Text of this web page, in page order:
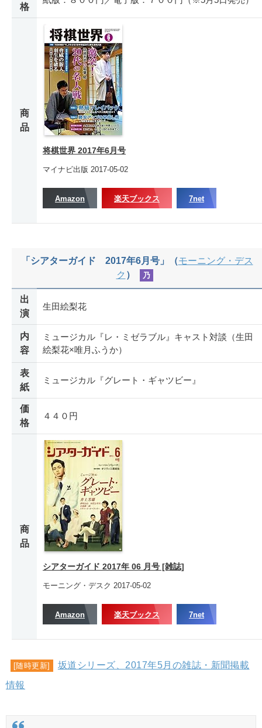
格
商
品
将棋世界 2017年6月号
マイナビ出版 2017-05-02
Amazon 楽天ブックス 7net
「シアターガイド 2017年6月号」（モーニング・デス
ク ） 乃
出
演
生田絵梨花
内
容
ミュージカル『レ・ミゼラブル』キャスト対談（生田
絵梨花×唯月ふうか）
表
紙
ミュージカル『グレート・ギャツビー』
価
格
４４０円
商
品
シアターガイド 2017年 06 月号 [雑誌]
モーニング・デスク 2017-05-02
Amazon 楽天ブックス 7net
[随時更新]
坂道シリーズ、2017年5月の雑誌・新聞掲載
情報